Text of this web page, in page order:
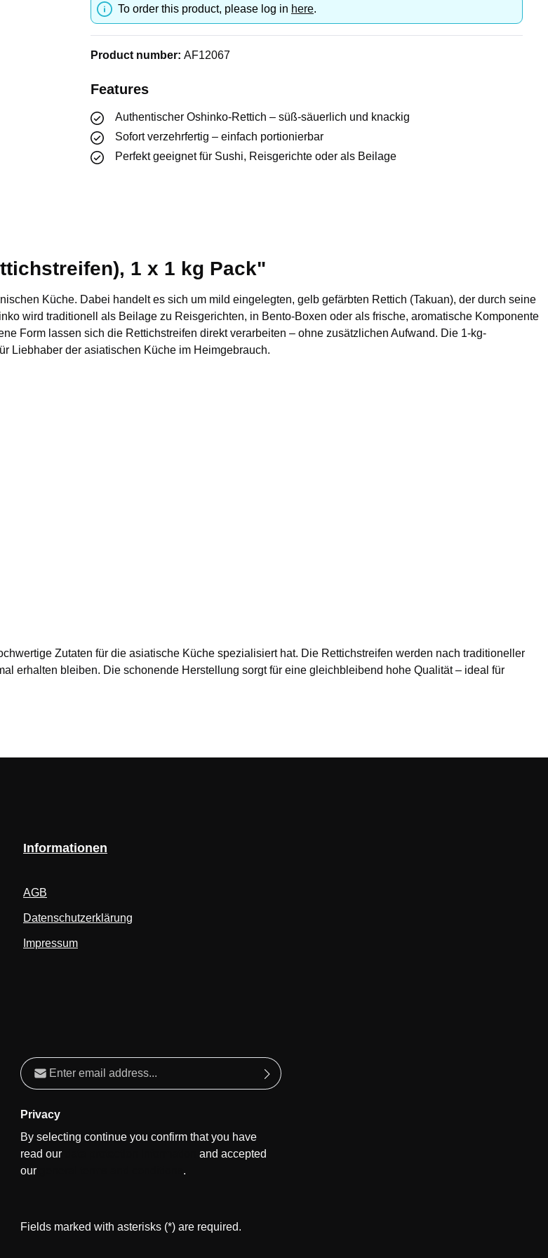
To order this product, please log in here.
Product number: AF12067
Features
Authentischer Oshinko-Rettich – süß-säuerlich und knackig
Sofort verzehrfertig – einfach portionierbar
Perfekt geeignet für Sushi, Reisgerichte oder als Beilage
1 x 1 kg Pack"
Küche. Dabei handelt es sich um mild eingelegten, gelb gefärbten Rettich (Takuan), der durch seine
wird traditionell als Beilage zu Reisgerichten, in Bento-Boxen oder als frische, aromatische Komponente
Form lassen sich die Rettichstreifen direkt verarbeiten – ohne zusätzlichen Aufwand. Die 1-kg-
Liebhaber der asiatischen Küche im Heimgebrauch.
Zutaten für die asiatische Küche spezialisiert hat. Die Rettichstreifen werden nach traditioneller
erhalten bleiben. Die schonende Herstellung sorgt für eine gleichbleibend hohe Qualität – ideal für
Informationen
AGB
Datenschutzerklärung
Impressum
Email address*
Privacy
By selecting continue you confirm that you have
read our
and accepted
our
.
Fields marked with asterisks (*) are required.